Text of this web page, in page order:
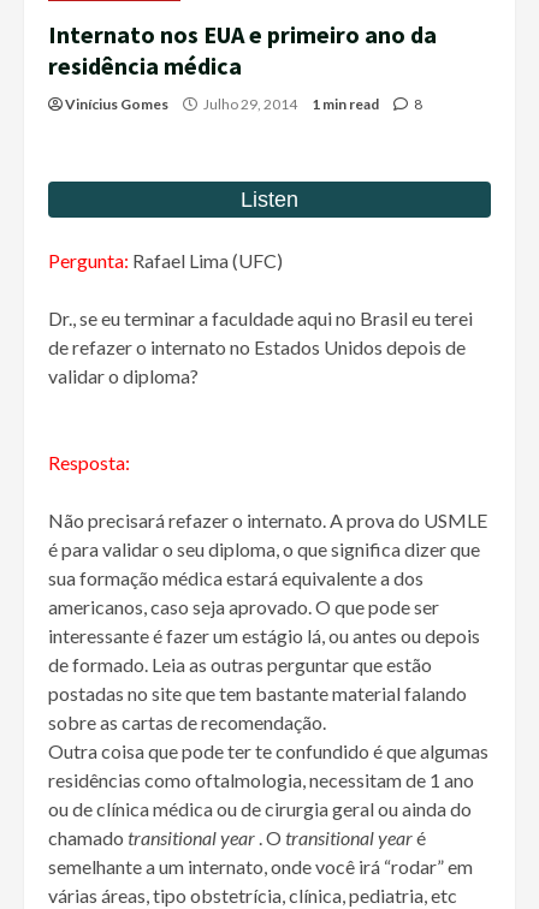
Internato nos EUA e primeiro ano da
residência médica
Vinícius Gomes Julho 29, 2014 1 min read 8
Pergunta: Rafael Lima (UFC)
Dr., se eu terminar a faculdade aqui no Brasil eu terei
de refazer o internato no Estados Unidos depois de
validar o diploma?
Resposta:
Não precisará refazer o internato. A prova do USMLE
é para validar o seu diploma, o que significa dizer que
sua formação médica estará equivalente a dos
americanos, caso seja aprovado. O que pode ser
interessante é fazer um estágio lá, ou antes ou depois
de formado. Leia as outras perguntar que estão
postadas no site que tem bastante material falando
sobre as cartas de recomendação.
Outra coisa que pode ter te confundido é que algumas
residências como oftalmologia, necessitam de 1 ano
ou de clínica médica ou de cirurgia geral ou ainda do
chamado transitional year . O transitional yearé
semelhante a um internato, onde você irá “rodar” em
várias áreas, tipo obstetrícia, clínica, pediatria, etc